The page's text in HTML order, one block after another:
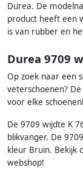
Durea. De
product heeft een
is van rubber en
Durea 9709
Op zoek naar een
veterschoenen?
voor elke
De 9709 wijdte K
blikvanger. De
kleur Bruin. Bekijk
webshop!